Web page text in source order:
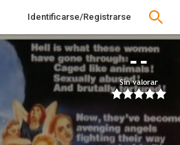
Identificarse/Registrarse
--
Sin valorar